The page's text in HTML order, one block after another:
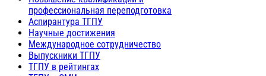
профессиональная переподготовка
Аспирантура ТГПУ
Научные достижения
Международное сотрудничество
Выпускники ТГПУ
ТГПУ в рейтингах